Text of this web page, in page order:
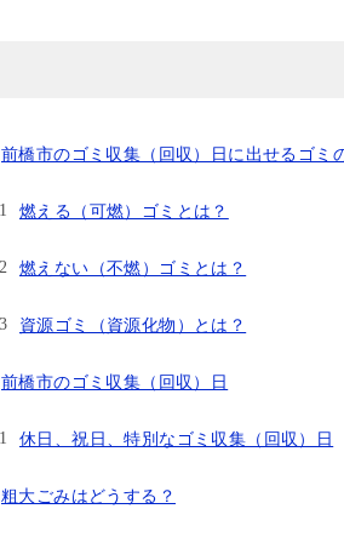
前橋市のゴミ収集（回収）日に出せるゴミ
燃える（可燃）ゴミとは？
燃えない（不燃）ゴミとは？
資源ゴミ（資源化物）とは？
前橋市のゴミ収集（回収）日
休日、祝日、特別なゴミ収集（回収）日
粗大ごみはどうする？